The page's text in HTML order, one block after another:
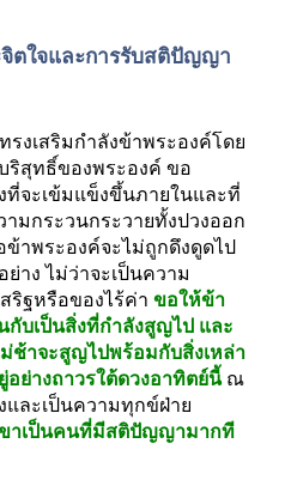
ตใจและการรับสติปัญญา
งเสริมกำลังข้าพระองค์โดย
สุทธิ์ของพระองค์ ขอ
จะเข้มแข็งขึ้นภายในและที่
มกระวนกระวายทั้งปวงออก
ข้าพระองค์จะไม่ถูกดึงดูดไป
าง ไม่ว่าจะเป็นความ
ริฐหรือของไร้ค่า ขอให้ข้า
บเป็นสิ่งที่กำลังสูญไป และ
ช้าจะสูญไปพร้อมกับสิ่งเหล่า
ย่างถาวรใต้ดวงอาทิตย์นี้ ณ
ละเป็นความทุกข์ฝ่าย
ขาเป็นคนที่มีสติปัญญามากที